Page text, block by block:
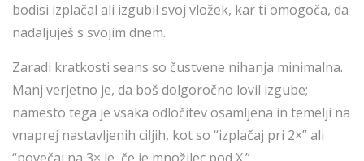
bodisi izplačal ali izgubil svoj vložek, kar ti omogoča, da
nadaljuješ s svojim dnem.
Zaradi kratkosti seans so čustvene nihanja minimalna.
Manj verjetno je, da boš dolgoročno lovil izgube;
namesto tega je vsaka odločitev osamljena in temelji na
vnaprej nastavljenih ciljih, kot so “izplačaj pri 2×” ali